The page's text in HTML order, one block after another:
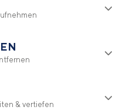
& vertiefen